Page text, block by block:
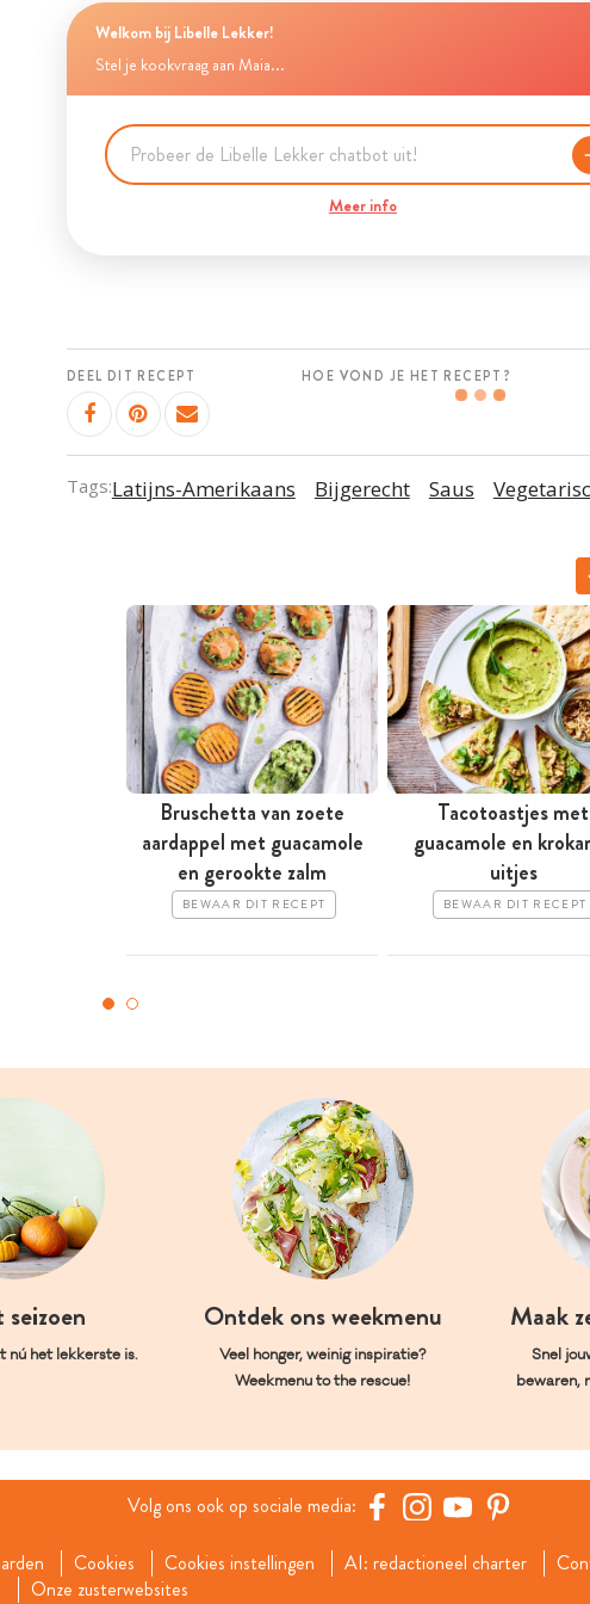
Welkom bij Libelle Lekker!
Stel je kookvraag aan Maia...
Meer info
DEEL DIT RECEPT HOE VOND JE HET RECEPT?
Tags:Latijns-Amerikaans Bijgerecht Saus
Bruschetta van zoete
aardappel met guacamole
en gerookte zalm
BEWAAR DIT RECEPT
Tacotoastjes met
guacamole en
uitjes
BEWAAR DIT RECEPT
seizoen
nú het lekkerste is.
Ontdek ons weekmenu
Veel honger, weinig inspiratie?
Weekmenu to the rescue!
Maak
Snel
bewaren,
Volg ons ook op sociale media:
Cookies Cookies instellingen AI: redactioneel charter
Onze zusterwebsites